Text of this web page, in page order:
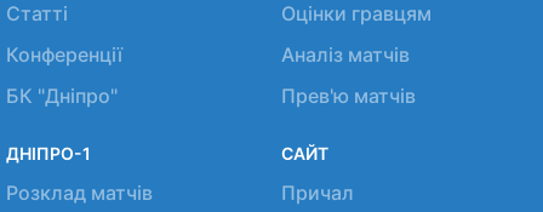
Статті
Конференції
БК "Дніпро"
Оцінки гравцям
Аналіз матчів
Прев'ю матчів
ДНІПРО-1
Розклад матчів
САЙТ
Причал